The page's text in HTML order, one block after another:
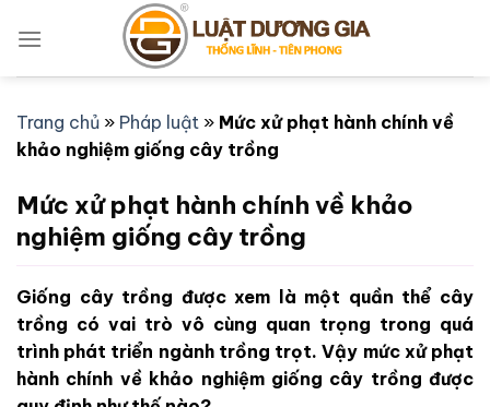
qua
Trang chủ » Pháp luật » Mức xử phạt hành chính về
khảo nghiệm giống cây trồng
Mức xử phạt hành chính về khảo
nghiệm giống cây trồng
Giống cây trồng được xem là một quần thể cây
trồng có vai trò vô cùng quan trọng trong quá
trình phát triển ngành trồng trọt. Vậy mức xử phạt
hành chính về khảo nghiệm giống cây trồng được